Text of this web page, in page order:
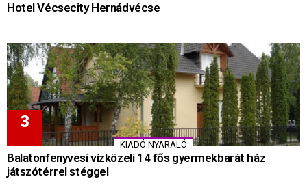
Hotel Vécsecity Hernádvécse
KIADÓ NYARALÓ
Balatonfenyvesi vízközeli 14 fős gyermekbarát ház
játszótérrel stéggel